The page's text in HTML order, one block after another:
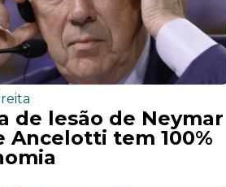
de lesão de Neymar
Ancelotti tem 100%